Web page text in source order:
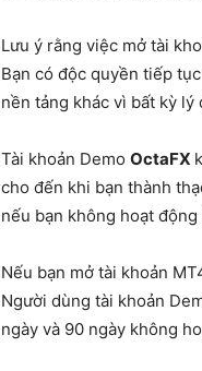
Lưu ý rằng việc mở tài
Bạn có độc quyền tiếp
nền tảng khác vì bất kỳ lý
Tài khoản Demo OctaFX
cho đến khi bạn thành
nếu bạn không hoạt
Nếu bạn mở tài khoản
Người dùng tài khoản
ngày và 90 ngày không